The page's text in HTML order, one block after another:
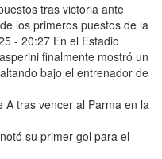
tras victoria ante
los primeros puestos de la
- 20:27 En el Estadio
finalmente mostró un
bajo el entrenador de
A tras vencer al Parma en la
su primer gol para el